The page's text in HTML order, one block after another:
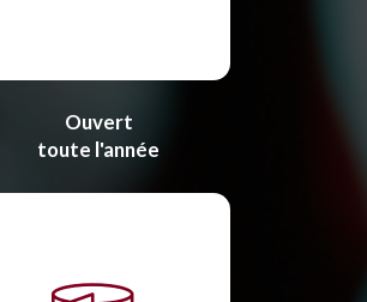
Ouvert
toute l'année